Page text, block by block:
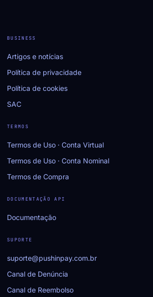
BUSINESS
Artigos e notícias
Política de privacidade
Política de cookies
SAC
TERMOS
Termos de Uso · Conta Virtual
Termos de Uso · Conta Nominal
Termos de Compra
DOCUMENTAÇÃO API
Documentação
SUPORTE
suporte@pushinpay.com.br
Canal de Denúncia
Canal de Reembolso